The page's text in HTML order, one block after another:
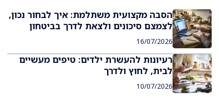
הסבה מקצועית משתלמת: איך לבחור נכון,
לצמצם סיכונים ולצאת לדרך בביטחון
16/07/2026
רעיונות להעשרת ילדים: טיפים מעשיים
לבית, לחוץ ולדרך
10/07/2026